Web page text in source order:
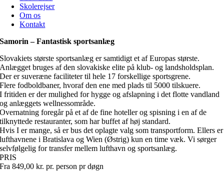
Skolerejser
Om os
Kontakt
Samorin – Fantastisk sportsanlæg
Slovakiets største sportsanlæg er samtidigt et af Europas største.
Anlægget bruges af den slovakiske elite på klub- og landsholdsplan.
Der er suveræne faciliteter til hele 17 forskellige sportsgrene.
Flere fodboldbaner, hvoraf den ene med plads til 5000 tilskuere.
I fritiden er der mulighed for hygge og afslapning i det flotte vandland
og anlæggets wellnessområde.
Overnatning foregår på et af de fine hoteller og spisning i en af de
tilknyttede restauranter, som har buffet af høj standard.
Hvis I er mange, så er bus det oplagte valg som transportform. Ellers er
lufthavnene i Bratislava og Wien (Østrig) kun en time væk. Vi sørger
selvfølgelig for transfer mellem lufthavn og sportsanlæg.
PRIS
Fra 849,00 kr. pr. person pr døgn